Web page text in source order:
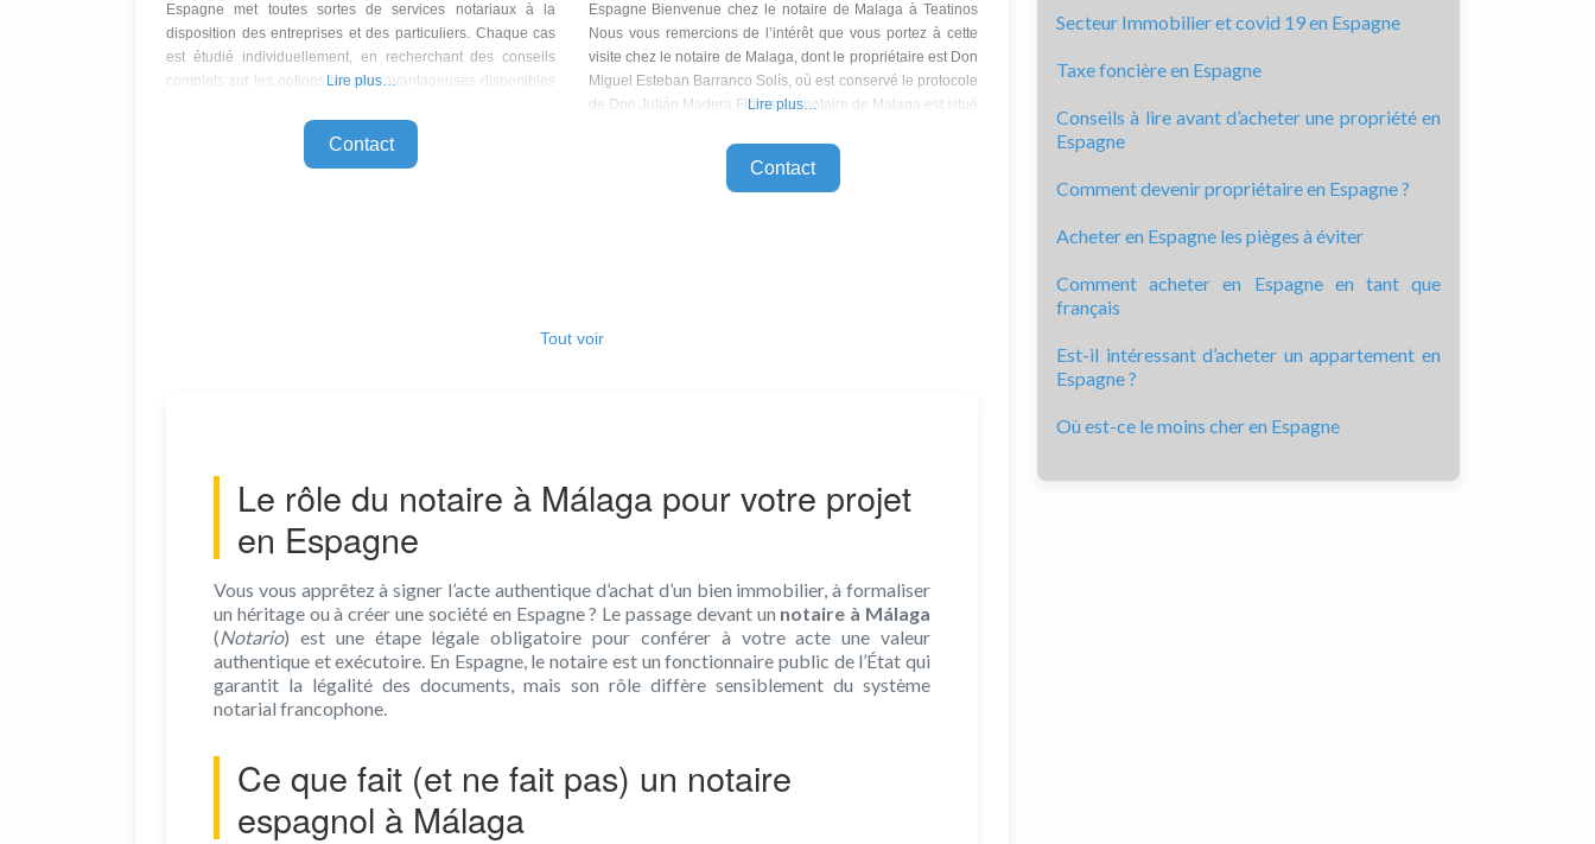
Espagne met toutes sortes de services notariaux à la
disposition des entreprises et des particuliers. Chaque cas
est étudié individuellement, en recherchant des conseils
complets sur les options les plus avantageuses disponibles
Lire plus…
Contact
Espagne Bienvenue chez le notaire de Malaga à Teatinos
Nous vous remercions de l’intérêt que vous portez à cette
visite chez le notaire de Malaga, dont le propriétaire est Don
Miguel Esteban Barranco Solís, où est conservé le protocole
de Don Julián Madera Flores. Le notaire de Malaga est situé
Lire plus…
Contact
Tout voir
Le rôle du notaire à Málaga pour votre projet
en Espagne
Vous vous apprêtez à signer l’acte authentique d’achat d’un bien immobilier, à formaliser
un héritage ou à créer une société en Espagne ? Le passage devant un notaire à Málaga
(Notario) est une étape légale obligatoire pour conférer à votre acte une valeur
authentique et exécutoire. En Espagne, le notaire est un fonctionnaire public de l’État qui
garantit la légalité des documents, mais son rôle diffère sensiblement du système
notarial francophone.
Ce que fait (et ne fait pas) un notaire
espagnol à Málaga
Secteur Immobilier et covid 19 en Espagne
Taxe foncière en Espagne
Conseils à lire avant d’acheter une propriété en
Espagne
Comment devenir propriétaire en Espagne ?
Acheter en Espagne les pièges à éviter
Comment acheter en Espagne en tant que
français
Est-il intéressant d’acheter un appartement en
Espagne ?
Où est-ce le moins cher en Espagne